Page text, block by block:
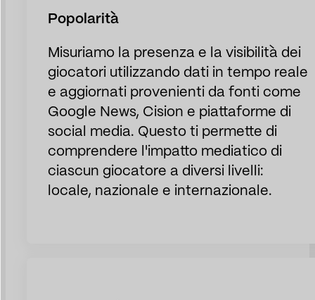
Popolarità
Misuriamo la presenza e la visibilità dei
giocatori utilizzando dati in tempo reale
e aggiornati provenienti da fonti come
Google News, Cision e piattaforme di
social media. Questo ti permette di
comprendere l'impatto mediatico di
ciascun giocatore a diversi livelli:
locale, nazionale e internazionale.